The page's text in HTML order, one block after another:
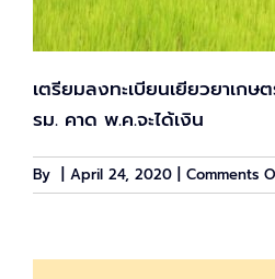
เตรียมลงทะเบียนเยียวยาเกษ
รม. คาด พ.ค.จะได้เงิน
By April 24, 2020 Comments